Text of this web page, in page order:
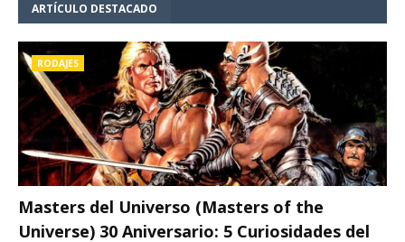
ARTÍCULO DESTACADO
RODAJES
Masters del Universo (Masters of the
Universe) 30 Aniversario: 5 Curiosidades del